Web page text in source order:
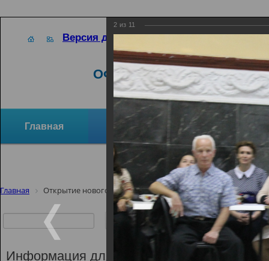
Версия для слабовидящих
ОФИЦИАЛЬНЫЙ САЙТ
Главная Новости Отзывы и
Активное долголетие
Главная Открытие нового, четвертого по счету, сезона арт-студии
Открытие
счету,
Информация для
2 из 11